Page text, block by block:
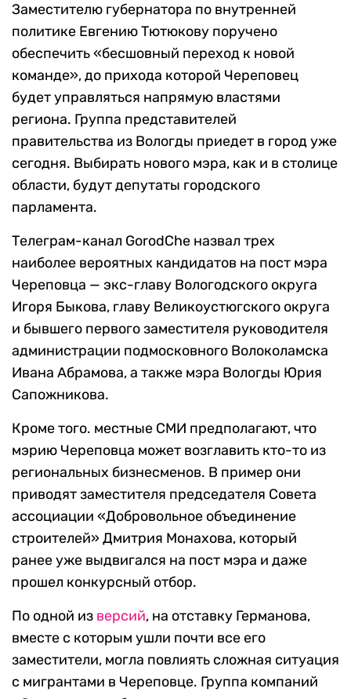
Заместителю губернатора по внутренней
политике Евгению Тютюкову поручено
обеспечить «бесшовный переход к новой
команде», до прихода которой Череповец
будет управляться напрямую властями
региона. Группа представителей
правительства из Вологды приедет в город уже
сегодня. Выбирать нового мэра, как и в столице
области, будут депутаты городского
парламента.
Телеграм-канал GorodChe назвал трех
наиболее вероятных кандидатов на пост мэра
Череповца — экс-главу Вологодского округа
Игоря Быкова, главу Великоустюгского округа
и бывшего первого заместителя руководителя
администрации подмосковного Волоколамска
Ивана Абрамова, а также мэра Вологды Юрия
Сапожникова.
Кроме того. местные СМИ предполагают, что
мэрию Череповца может возглавить кто-то из
региональных бизнесменов. В пример они
приводят заместителя председателя Совета
ассоциации «Добровольное объединение
строителей» Дмитрия Монахова, который
ранее уже выдвигался на пост мэра и даже
прошел конкурсный отбор.
По одной из версий, на отставку Германова,
вместе с которым ушли почти все его
заместители, могла повлиять сложная ситуация
с мигрантами в Череповце. Группа компаний